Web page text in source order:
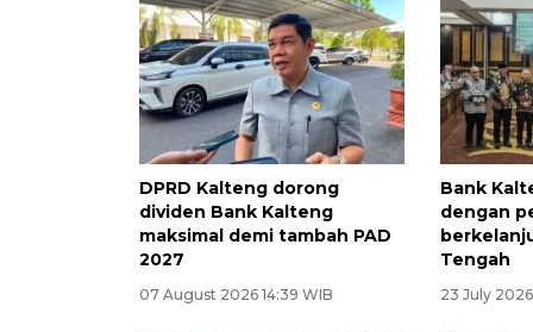
DPRD Kalteng dorong
dividen Bank Kalteng
maksimal demi tambah PAD
2027
07 August 2026 14:39 WIB
Bank
dengan
Tengah
23 July